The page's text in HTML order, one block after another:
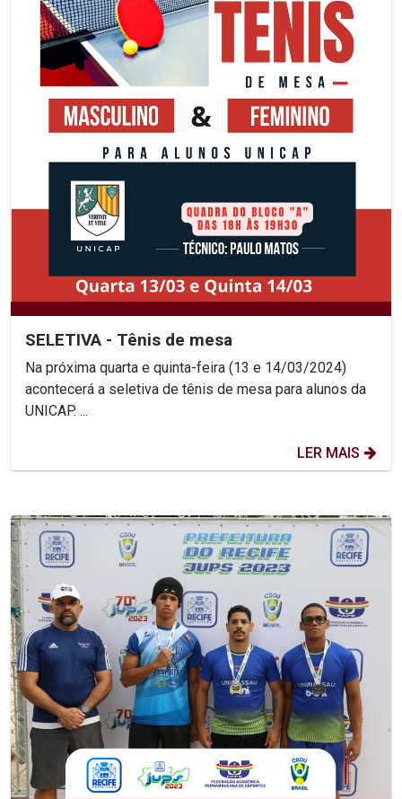
SELETIVA - Tênis de mesa
Na próxima quarta e quinta-feira (13 e 14/03/2024)
acontecerá a seletiva de tênis de mesa para alunos da
UNICAP. ...
LER MAIS